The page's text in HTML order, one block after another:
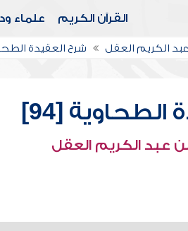
القرآن الكريم علماء
الكريم العقل شرح العقيدة
[94]
عبد الكريم العقل